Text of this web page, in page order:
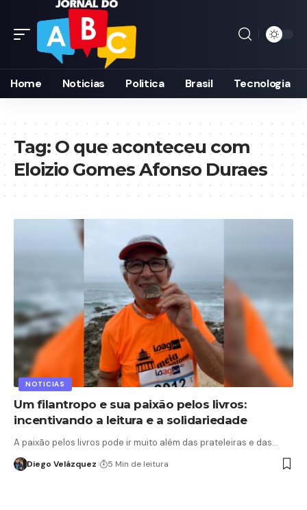
Home Noticias Politica Brasil Tecnologia
Tag: O que aconteceu com
Eloizio Gomes Afonso Duraes
NOTICIAS
Um filantropo e sua paixão pelos livros:
incentivando a leitura e a solidariedade
A paixão pelos livros pode ir muito além das prateleiras e das…
Diego Velázquez 5 Min de leitura